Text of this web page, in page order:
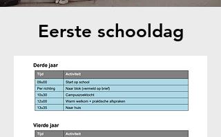
Eerste schooldag